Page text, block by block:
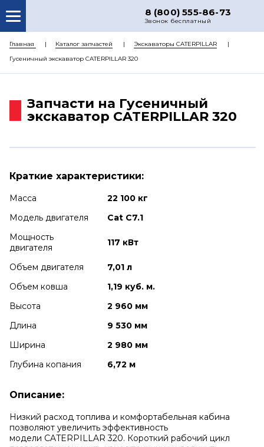
8 (800) 555-86-73
Звонок бесплатный
О НАС
КАТАЛОГ ЗАПЧАСТЕЙ
ДОСТАВКА
Главная Каталог запчастей
Экскаваторы CATERPILLAR
Гусеничный экскаватор CATERPILLAR 320
Запчасти на Гусеничный
экскаватор CATERPILLAR 320
Краткие характеристики:
Масса
22 100 кг
Модель двигателя
Cat C7.1
Мощность
двигателя
117 кВт
Объем двигателя
7,01 л
Объем ковша
1,19 куб. м.
Высота
2 960 мм
Длина
9 530 мм
Ширина
2 980 мм
Глубина копания
6,72 м
Описание:
Низкий расход топлива и комфортабельная кабина
позволяют увеличить эффективность
модели CATERPILLAR 320. Короткий рабочий цикл